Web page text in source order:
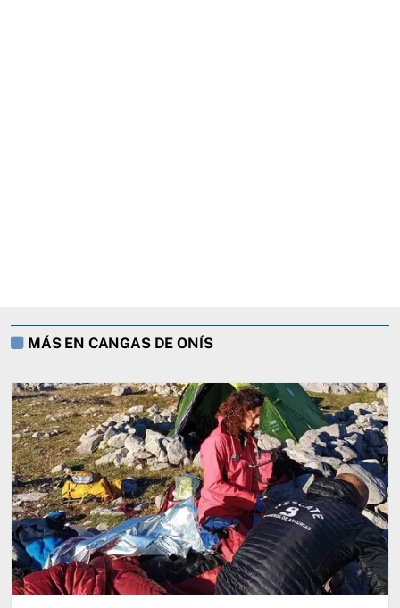
MÁS EN CANGAS DE ONÍS